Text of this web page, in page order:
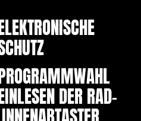
DER RAD­